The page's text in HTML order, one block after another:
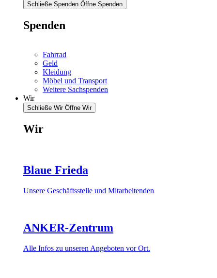
Schließe Spenden Öffne Spenden
Spenden
Fahrrad
Geld
Kleidung
Möbel und Transport
Weitere Sachspenden
Wir
Schließe Wir Öffne Wir
Wir
Blaue Frieda
Unsere Geschäftsstelle und Mitarbeitenden
ANKER-Zentrum
Alle Infos zu unseren Angeboten vor Ort.